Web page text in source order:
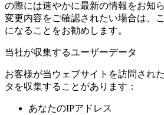
の際には速やかに最新の情報をお知
変更内容をご確認されたい場合は、
になることをお勧めします。
当社が収集するユーザーデータ
お客様が当ウェブサイトを訪問され
タを収集することがあります：
あなたのIPアドレス